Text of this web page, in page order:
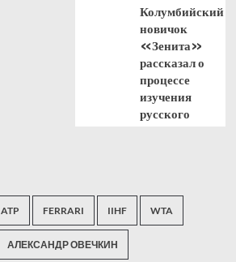
Колумбийский
новичок
«Зенита»
рассказал о
процессе
изучения
русского
ATP FERRARI IIHF WTA
АЛЕКСАНДР ОВЕЧКИН